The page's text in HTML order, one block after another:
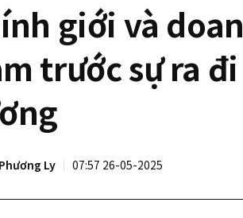
giới và
trước sự ra
Ly 07:57 26-05-2025